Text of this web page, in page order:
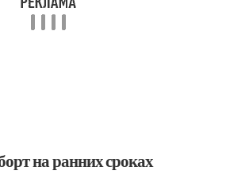
на ранних сроках